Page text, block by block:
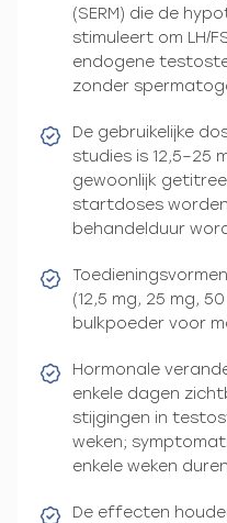
(SERM) die de
stimuleert om LH/
endogene
zonder
De gebruikelijke
studies is 12,5–25
gewoonlijk
startdoses
behandelduur
(12,5 mg, 25 mg,
bulkpoeder voor
Hormonale
enkele dagen
stijgingen in
weken;
enkele weken
De effecten